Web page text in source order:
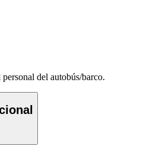
del autobús/barco.